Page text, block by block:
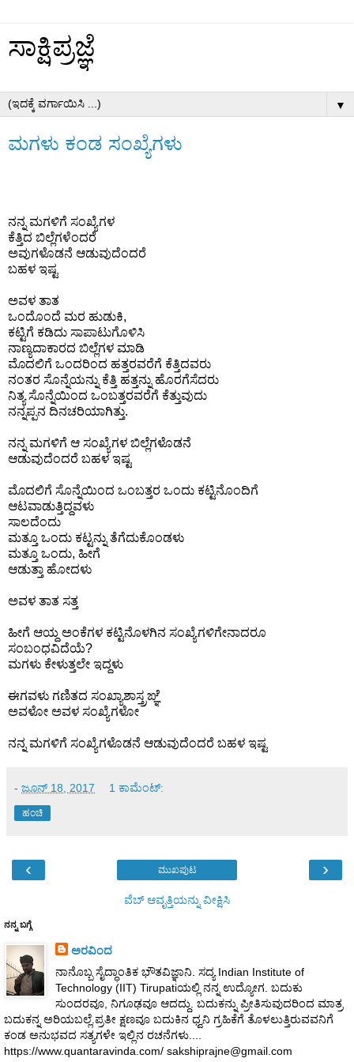
ಸಾಕ್ಷಿಪ್ರಜ್ಞೆ
▼
ಮಗಳು ಕಂಡ ಸಂಖ್ಯೆಗಳು
ನನ್ನ ಮಗಳಿಗೆ ಸಂಖ್ಯೆಗಳ
ಕೆತ್ತಿದ ಬಿಲ್ಲೆಗಳೆಂದರೆ
ಅವುಗಳೊಡನೆ ಆಡುವುದೆಂದರೆ
ಬಹಳ ಇಷ್ಟ
ಅವಳ ತಾತ
ಒಂದೊಂದೆ ಮರ ಹುಡುಕಿ,
ಕಟ್ಟಿಗೆ ಕಡಿದು ಸಾಪಾಟುಗೊಳಿಸಿ
ನಾಣ್ಯದಾಕಾರದ ಬಿಲ್ಲೆಗಳ ಮಾಡಿ
ಮೊದಲಿಗೆ ಒಂದರಿಂದ ಹತ್ತರವರೆಗೆ ಕೆತ್ತಿದವರು
ನಂತರ ಸೊನ್ನೆಯನ್ನು ಕೆತ್ತಿ ಹತ್ತನ್ನು ಹೊರಗೆಸೆದರು
ನಿತ್ಯ ಸೊನ್ನೆಯಿಂದ ಒಂಬತ್ತರವರೆಗೆ ಕೆತ್ತುವುದು
ನನ್ನಪ್ಪನ ದಿನಚರಿಯಾಗಿತ್ತು.
ನನ್ನ ಮಗಳಿಗೆ ಆ ಸಂಖ್ಯೆಗಳ ಬಿಲ್ಲೆಗಳೊಡನೆ
ಆಡುವುದೆಂದರೆ ಬಹಳ ಇಷ್ಟ
ಮೊದಲಿಗೆ ಸೊನ್ನೆಯಿಂದ ಒಂಬತ್ತರ ಒಂದು ಕಟ್ಟಿನೊಂದಿಗೆ
ಆಟವಾಡುತ್ತಿದ್ದವಳು
ಸಾಲದೆಂದು
ಮತ್ತೂ ಒಂದು ಕಟ್ಟನ್ನು ತೆಗೆದುಕೊಂಡಳು
ಮತ್ತೂ ಒಂದು, ಹೀಗೆ
ಆಡುತ್ತಾ ಹೋದಳು
ಅವಳ ತಾತ ಸತ್ತ
ಹೀಗೆ ಆಯ್ದ ಅಂಕೆಗಳ ಕಟ್ಟಿನೊಳಗಿನ ಸಂಖ್ಯೆಗಳಿಗೇನಾದರೂ
ಸಂಬಂಧವಿದೆಯೆ?
ಮಗಳು ಕೇಳುತ್ತಲೇ ಇದ್ದಳು
ಈಗವಳು ಗಣಿತದ ಸಂಖ್ಯಾಶಾಸ್ತ್ರಙ್ಞೆ
ಅವಳೋ ಅವಳ ಸಂಖ್ಯೆಗಳೋ
ನನ್ನ ಮಗಳಿಗೆ ಸಂಖ್ಯೆಗಳೊಡನೆ ಆಡುವುದೆಂದರೆ ಬಹಳ ಇಷ್ಟ
- ಜೂನ್ 18, 2017 1 ಕಾಮೆಂಟ್‌:
ಹಂಚಿ
‹ ›
ಮುಖಪುಟ
ವೆಬ್‌ ಆವೃತ್ತಿಯನ್ನು ವೀಕ್ಷಿಸಿ
ನನ್ನ ಬಗ್ಗೆ
ಅರವಿಂದ
ನಾನೊಬ್ಬ ಸೈದ್ಧಾಂತಿಕ ಭೌತವಿಜ್ಞಾನಿ. ಸದ್ಯ Indian Institute of
Technology (IIT) Tirupatiಯಲ್ಲಿ ನನ್ನ ಉದ್ಯೋಗ. ಬದುಕು
ಸುಂದರವೂ, ನಿಗೂಢವೂ ಆದದ್ದು. ಬದುಕನ್ನು ಪ್ರೀತಿಸುವುದರಿಂದ ಮಾತ್ರ
ಬದುಕನ್ನ ಅರಿಯಬಲ್ಲೆ.ಪ್ರತೀ ಕ್ಷಣವೂ ಬದುಕಿನ ಧ್ವನಿ ಗ್ರಹಿಕೆಗೆ ತೊಳಲುತ್ತಿರುವವನಿಗೆ
ಕಂಡ ಅನುಭವದ ಸತ್ಯಗಳೇ ಇಲ್ಲಿನ ರಚನೆಗಳು....
https://www.quantaravinda.com/ sakshiprajne@gmail.com